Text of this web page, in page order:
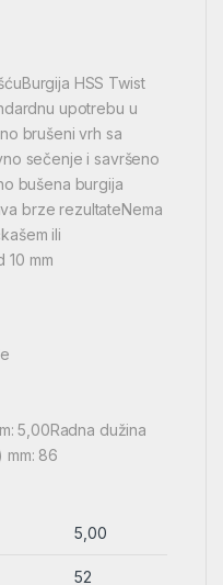
HSS Twist
upotrebu u
brušeni vrh sa
sečenje i savršeno
bušena burgija
brze rezultateNema
ili
10 mm
5,00Radna dužina
mm: 86
5,00
52